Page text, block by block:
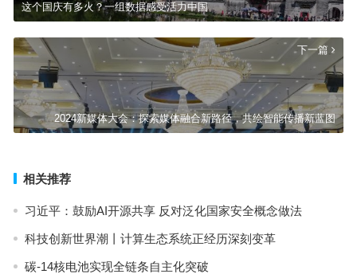
这个国庆有多火？一组数据感受活力中国
下一篇
2024新媒体大会：探索媒体融合新路径，共绘智能传播新蓝图
相关推荐
习近平：鼓励AI开源共享 反对泛化国家安全概念做法
科技创新世界潮丨计算生态系统正经历深刻变革
碳-14核电池实现全链条自主化突破